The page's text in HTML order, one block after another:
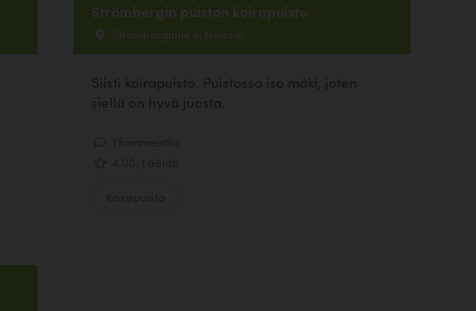
Strömbergin puiston koirapuisto
Strömbergintie 4, Helsinki
Siisti koirapuisto. Puistossa iso mäki, joten
siellä on hyvä juosta.